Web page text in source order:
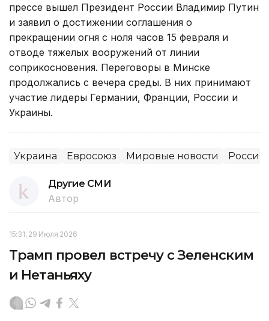
прессе вышел Президент России Владимир Путин
и заявил о достижении соглашения о
прекращении огня с ноля часов 15 февраля и
отводе тяжелых вооружений от линии
соприкосновения. Переговоры в Минске
продолжались с вечера среды. В них принимают
участие лидеры Германии, Франции, России и
Украины.
Украина Евросоюз Мировые новости Россия
Другие СМИ
Автор
15:31, 29 Июля 2026
Трамп провел встречу с Зеленским
и Нетаньяху